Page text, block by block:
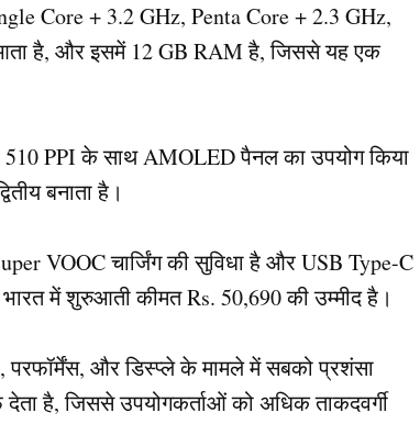
Core + 3.2 GHz, Penta Core + 2.3 GHz,
है, और इसमें 12 GB RAM है, जिससे यह एक
PPI के साथ AMOLED पैनल का उपयोग किया
बनाता है।
VOOC चार्जिंग की सुविधा है और USB Type-C
भारत में शुरुआती कीमत Rs. 50,690 की उम्मीद है।
परफॉर्मेंस, और डिस्प्ले के मामले में सबको प्रशंसा
है, जिससे उपयोगकर्ताओं को अधिक ताकदवर्गी